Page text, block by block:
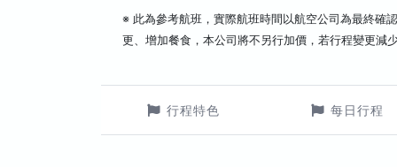
※ 此為參考航班，實際航班時間以航空公司為最終確
更、增加餐食，本公司將不另行加價，若行程變更減
行程特色 每日行程